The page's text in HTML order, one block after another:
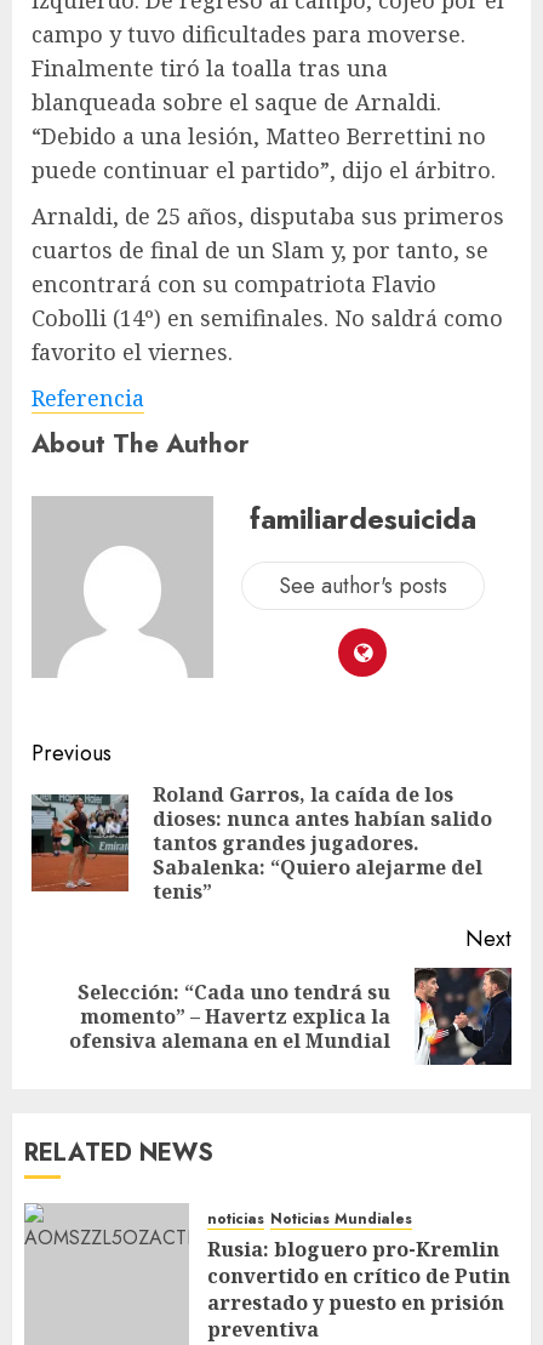
campo y tuvo dificultades para moverse.
Finalmente tiró la toalla tras una
blanqueada sobre el saque de Arnaldi.
“Debido a una lesión, Matteo Berrettini no
puede continuar el partido”, dijo el árbitro.
Arnaldi, de 25 años, disputaba sus primeros
cuartos de final de un Slam y, por tanto, se
encontrará con su compatriota Flavio
Cobolli (14º) en semifinales. No saldrá como
favorito el viernes.
Referencia
About The Author
familiardesuicida
See author's posts
Previous
Roland Garros, la caída de los
dioses: nunca antes habían salido
tantos grandes jugadores.
Sabalenka: “Quiero alejarme del
tenis”
Next
Selección: “Cada uno tendrá su
momento” – Havertz explica la
ofensiva alemana en el Mundial
RELATED NEWS
noticias Noticias Mundiales
Rusia: bloguero pro-Kremlin
convertido en crítico de Putin
arrestado y puesto en prisión
preventiva